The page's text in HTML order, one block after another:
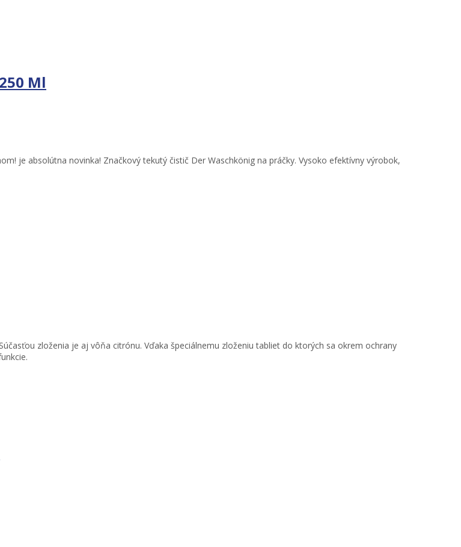
Ml
je absolútna novinka! Značkový tekutý čistič Der Waschkönig na práčky. Vysoko efektívny výrobok,
zloženia je aj vôňa citrónu. Vďaka špeciálnemu zloženiu tabliet do ktorých sa okrem ochrany